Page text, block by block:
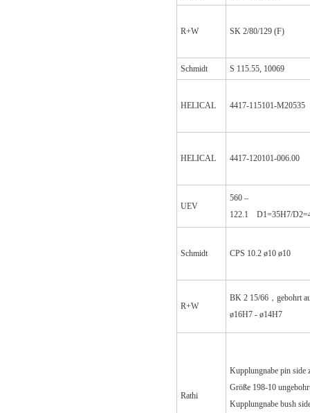
R+W SK 2/80/129 (F)
Schmidt S 115.55, 10069
HELICAL 4417-115101-M20535
HELICAL 4417-120101-006.00
UEV
560 –
122.1
D1=35H7/
Schmidt CPS 10.2 ø10 ø10
R+W
BK 2 15/66，gebohrt
ø16H7 - ø14H7
Rathi
Kupplungnabe pin side
Größe 198-10
Kupplungnabe bush